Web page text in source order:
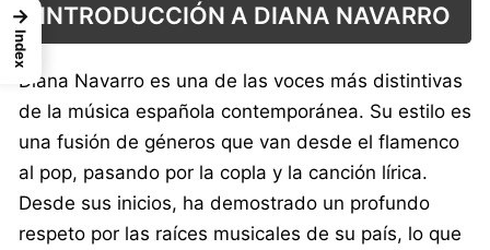
INTRODUCCIÓN A DIANA NAVARRO
Diana Navarro es una de las voces más distintivas
de la música española contemporánea. Su estilo es
una fusión de géneros que van desde el flamenco
al pop, pasando por la copla y la canción lírica.
Desde sus inicios, ha demostrado un profundo
respeto por las raíces musicales de su país, lo que
→
Index